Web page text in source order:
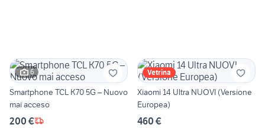
6
Smartphone TCL K70 5G – Nuovo
mai acceso
200 €
Vetrina
Xiaomi 14 Ultra NUOVI (Versione
Europea)
460 €